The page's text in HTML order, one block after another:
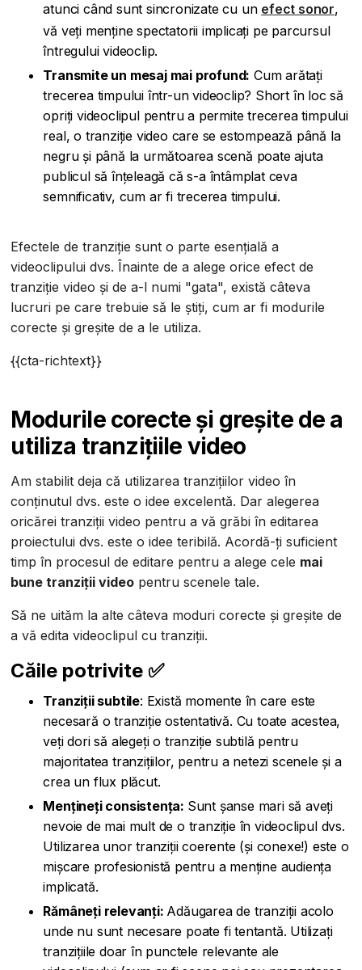
atunci când sunt sincronizate cu un efect sonor,
vă veți menține spectatorii implicați pe parcursul
întregului videoclip.
Transmite un mesaj mai profund: Cum arătați
trecerea timpului într-un videoclip? Short în loc să
opriți videoclipul pentru a permite trecerea timpului
real, o tranziție video care se estompează până la
negru și până la următoarea scenă poate ajuta
publicul să înțeleagă că s-a întâmplat ceva
semnificativ, cum ar fi trecerea timpului.
Efectele de tranziție sunt o parte esențială a
videoclipului dvs. Înainte de a alege orice efect de
tranziție video și de a-l numi "gata", există câteva
lucruri pe care trebuie să le știți, cum ar fi modurile
corecte și greșite de a le utiliza.
{{cta-richtext}}
Modurile corecte și greșite de a
utiliza tranzițiile video
Am stabilit deja că utilizarea tranzițiilor video în
conținutul dvs. este o idee excelentă. Dar alegerea
oricărei tranziții video pentru a vă grăbi în editarea
proiectului dvs. este o idee teribilă. Acordă-ți suficient
timp în procesul de editare pentru a alege cele mai
bune tranziții video pentru scenele tale.
Să ne uităm la alte câteva moduri corecte și greșite de
a vă edita videoclipul cu tranziții.
Căile potrivite ✅
Tranziții subtile: Există momente în care este
necesară o tranziție ostentativă. Cu toate acestea,
veți dori să alegeți o tranziție subtilă pentru
majoritatea tranzițiilor, pentru a netezi scenele și a
crea un flux plăcut.
Mențineți consistența: Sunt șanse mari să aveți
nevoie de mai mult de o tranziție în videoclipul dvs.
Utilizarea unor tranziții coerente (și conexe!) este o
mișcare profesionistă pentru a menține audiența
implicată.
Rămâneți relevanți: Adăugarea de tranziții acolo
unde nu sunt necesare poate fi tentantă. Utilizați
tranzițiile doar în punctele relevante ale